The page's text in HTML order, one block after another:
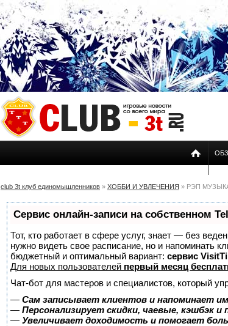
club 3t клуб единомышленников » ХОББИ И УВЛЕЧЕНИЯ » РЭП
Сервис онлайн-записи на собственном
Тот, кто работает в сфере услуг, знает — без
нужно видеть свое расписание, но и напоминать
бюджетный и оптимальный вариант: сервис
Для новых пользователей первый месяц
Чат-бот для мастеров и специалистов, который
— Сам записывает клиентов и напоминает
— Персонализирует скидки, чаевые, кэшбэк
— Увеличивает доходимость и помогает